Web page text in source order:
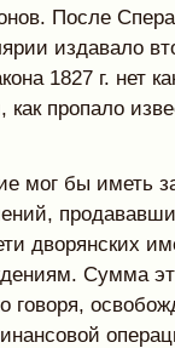
После
издавало
1827 г. нет
пропало
мог бы иметь
дворянских
Сумма